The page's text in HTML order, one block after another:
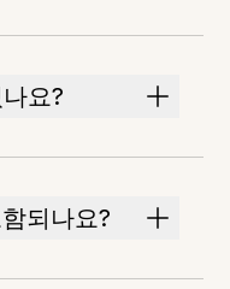
요?
되나요?